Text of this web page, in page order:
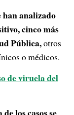
han analizado
cinco más
Pública,otros
o médicos.
de viruela del